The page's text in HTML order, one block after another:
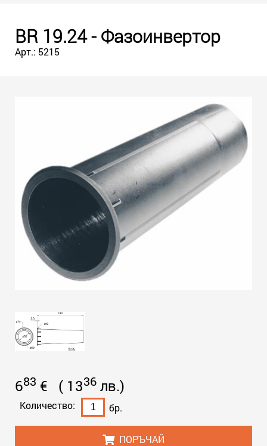
BR 19.24 - Фазоинвертор
Арт.: 5215
683 € ( 1336 лв.)
Количество: бр.
ПОРЪЧАЙ